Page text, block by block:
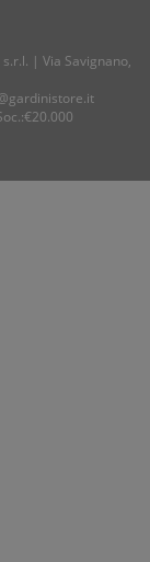
s.r.l. | Via Savignano,